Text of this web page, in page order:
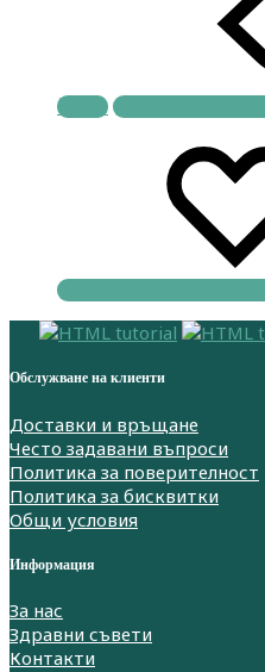
Купи
Обслужване на клиенти
Доставки и връщане
Често задавани въпроси
Политика за поверителност
Политика за бисквитки
Общи условия
Информация
За нас
Здравни съвети
Контакти